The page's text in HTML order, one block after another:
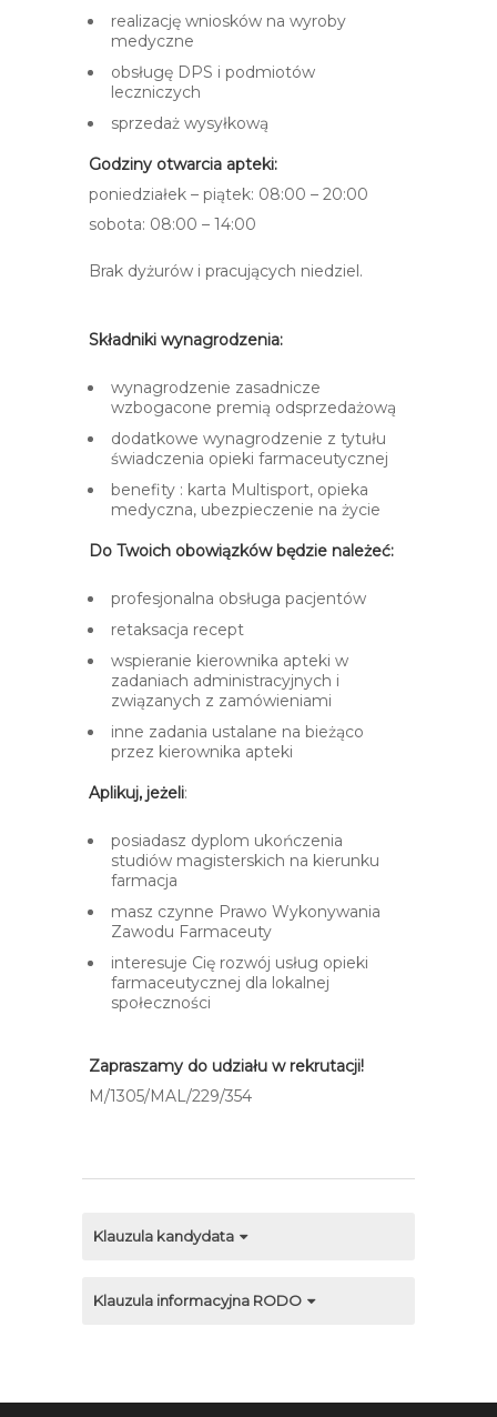
realizację wniosków na wyroby
medyczne
obsługę DPS i podmiotów
leczniczych
sprzedaż wysyłkową
Godziny otwarcia apteki:
poniedziałek – piątek: 08:00 – 20:00
sobota: 08:00 – 14:00
Brak dyżurów i pracujących niedziel.
Składniki wynagrodzenia:
wynagrodzenie zasadnicze
wzbogacone premią odsprzedażową
dodatkowe wynagrodzenie z tytułu
świadczenia opieki farmaceutycznej
benefity : karta Multisport, opieka
medyczna, ubezpieczenie na życie
Do Twoich obowiązków będzie należeć:
profesjonalna obsługa pacjentów
retaksacja recept
wspieranie kierownika apteki w
zadaniach administracyjnych i
związanych z zamówieniami
inne zadania ustalane na bieżąco
przez kierownika apteki
Aplikuj, jeżeli:
posiadasz dyplom ukończenia
studiów magisterskich na kierunku
farmacja
masz czynne Prawo Wykonywania
Zawodu Farmaceuty
interesuje Cię rozwój usług opieki
farmaceutycznej dla lokalnej
społeczności
Zapraszamy do udziału w rekrutacji!
M/1305/MAL/229/354​
Klauzula kandydata
Klauzula informacyjna RODO